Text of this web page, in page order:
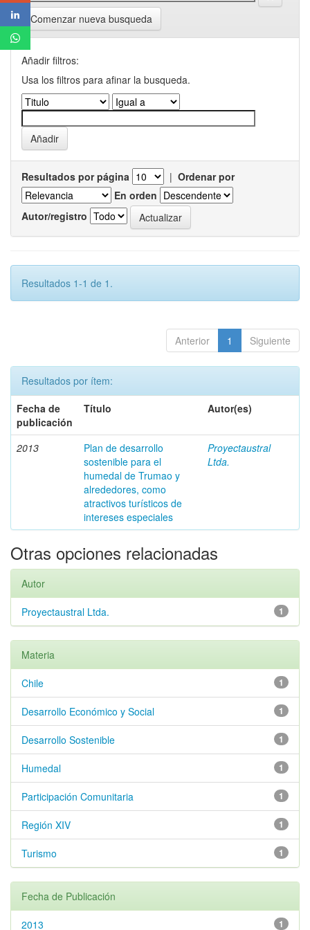
Comenzar nueva busqueda
Añadir filtros:
Usa los filtros para afinar la busqueda.
Resultados por página | Ordenar por
En orden
Autor/registro
Resultados 1-1 de 1.
Anterior 1 Siguiente
Resultados por ítem:
Fecha de
publicación
Título Autor(es)
2013
Plan de desarrollo
sostenible para el
humedal de Trumao y
alrededores, como
atractivos turísticos de
intereses especiales
Proyectaustral
Ltda.
Otras opciones relacionadas
Autor
1
Proyectaustral Ltda.
Materia
1
Chile
1
Desarrollo Económico y Social
1
Desarrollo Sostenible
1
Humedal
1
Participación Comunitaria
1
Región XIV
1
Turismo
Fecha de Publicación
1
2013